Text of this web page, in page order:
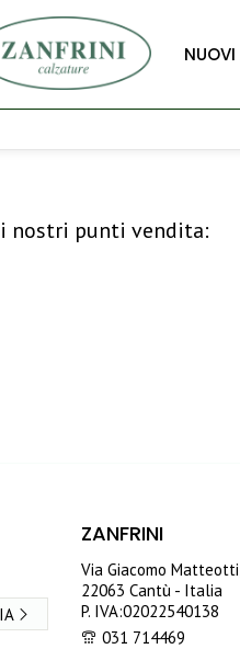
NUOVI
nostri punti vendita:
ZANFRINI
Via Giacomo
22063 Cantù - Italia
P. IVA:02022540138
031 714469